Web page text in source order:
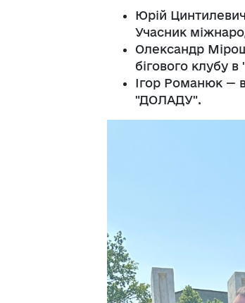
Юрій
Учасник
Олександр
бігового клубу в
Ігор Романюк —
"ДОЛАДУ".